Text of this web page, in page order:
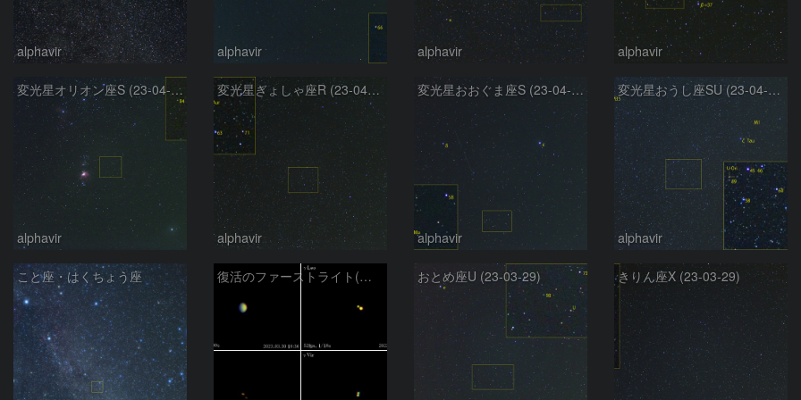
alphavir alphavir alphavir alphavir
変光星オリオン座S (23-04-10)
alphavir
変光星ぎょしゃ座R (23-04-10)
alphavir
変光星おおぐま座S (23-04-10)
alphavir
変光星おうし座SU (23-04-10)
alphavir
こと座・はくちょう座 復活のファーストライト(金星,γLeo,γVir,35Sex) おとめ座U (23-03-29) きりん座X (23-03-29)